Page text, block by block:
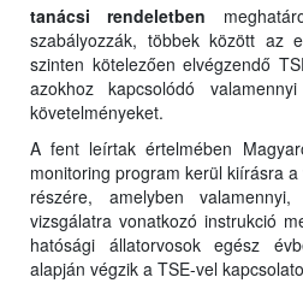
tanácsi rendeletben
szabályozzák, többek között az
szinten kötelezően elvégzendő
azokhoz kapcsolódó
követelményeket.
A fent leírtak értelmében
monitoring program kerül kiírásra
részére, amelyben
vizsgálatra vonatkozó instrukció
hatósági állatorvosok egész
alapján végzik a TSE-vel